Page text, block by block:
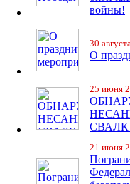
войны!
30
О
25 июня
21 июня